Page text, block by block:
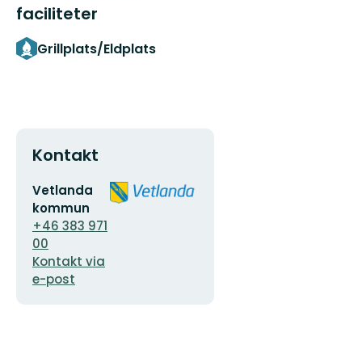
faciliteter
Grillplats/Eldplats
Kontakt
E-
postadress
Vetlanda
kommun
+46 383 971
00
Kontakt via
e-post
Organisationens
logotyp